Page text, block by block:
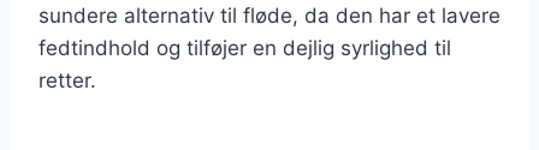
sundere alternativ til fløde, da den har et lavere
fedtindhold og tilføjer en dejlig syrlighed til
retter.